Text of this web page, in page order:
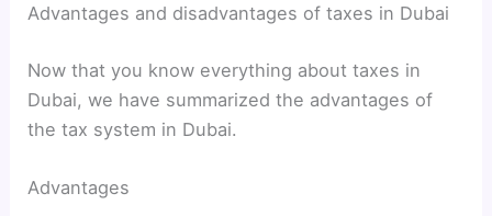
Advantages and disadvantages of taxes in Dubai
Now that you know everything about taxes in
Dubai, we have summarized the advantages of
the tax system in Dubai.
Advantages